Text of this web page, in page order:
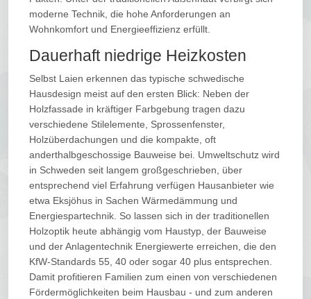
moderne Technik, die hohe Anforderungen an
Wohnkomfort und Energieeffizienz erfüllt.
Dauerhaft niedrige Heizkosten
Selbst Laien erkennen das typische schwedische
Hausdesign meist auf den ersten Blick: Neben der
Holzfassade in kräftiger Farbgebung tragen dazu
verschiedene Stilelemente, Sprossenfenster,
Holzüberdachungen und die kompakte, oft
anderthalbgeschossige Bauweise bei. Umweltschutz wird
in Schweden seit langem großgeschrieben, über
entsprechend viel Erfahrung verfügen Hausanbieter wie
etwa Eksjöhus in Sachen Wärmedämmung und
Energiespartechnik. So lassen sich in der traditionellen
Holzoptik heute abhängig vom Haustyp, der Bauweise
und der Anlagentechnik Energiewerte erreichen, die den
KfW-Standards 55, 40 oder sogar 40 plus entsprechen.
Damit profitieren Familien zum einen von verschiedenen
Fördermöglichkeiten beim Hausbau - und zum anderen